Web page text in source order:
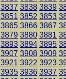
3837 3838 3839
3851 3852 3853
3865 3866 3867
3879 3880 3881
3893 3894 3895
3907 3908 3909
3921 3922 3923
3935 3936 3937